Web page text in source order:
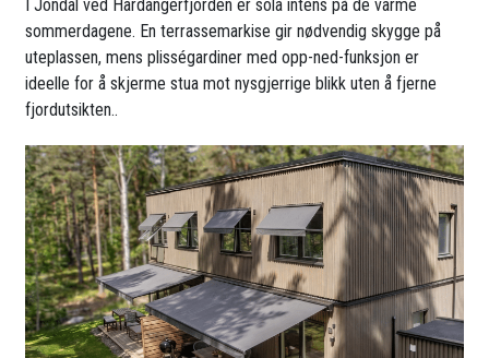
I Jondal ved Hardangerfjorden er sola intens på de varme
sommerdagene. En terrassemarkise gir nødvendig skygge på
uteplassen, mens plisségardiner med opp-ned-funksjon er
ideelle for å skjerme stua mot nysgjerrige blikk uten å fjerne
fjordutsikten..